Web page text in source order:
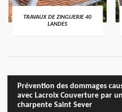
TRAVAUX DE ZINGUERIE 40
LANDES
Prévention des dommages
avec Lacroix Couverture par
charpente Saint Sever